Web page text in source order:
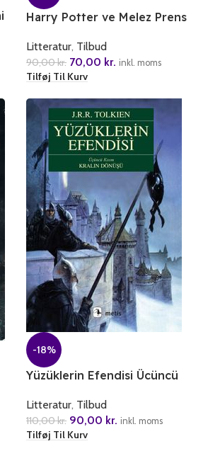
Harry Potter ve Melez Prens
Litteratur, Tilbud
90,00kr. 70,00 kr. inkl. moms
Tilføj Til Kurv
-18%
Yüzüklerin Efendisi Ücüncü
Litteratur, Tilbud
110,00kr. 90,00 kr. inkl. moms
Tilføj Til Kurv